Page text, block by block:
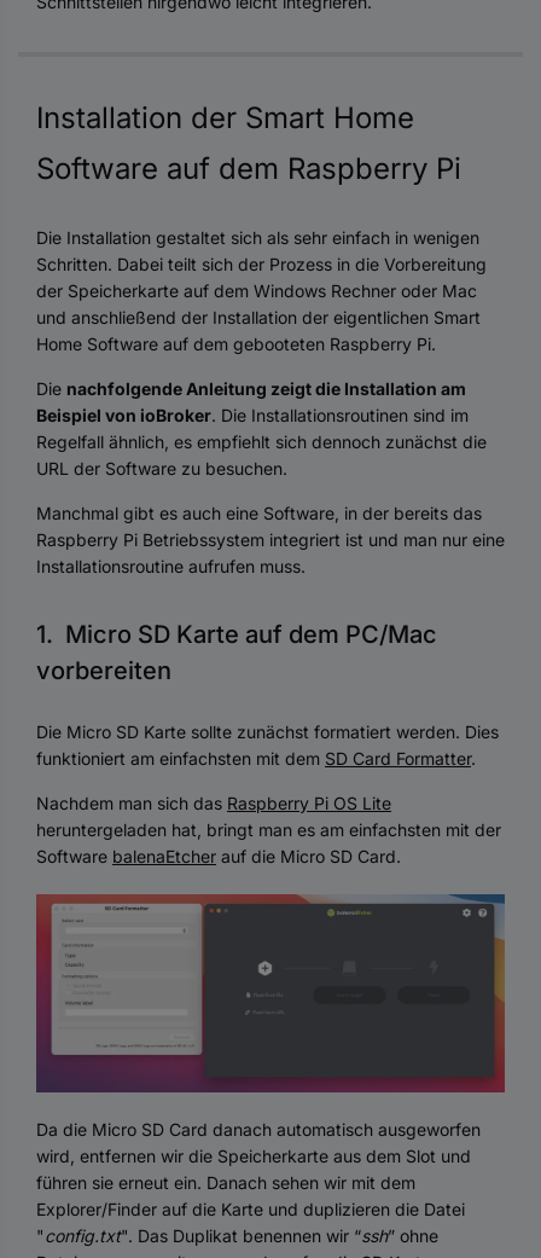
Installation der Smart Home
Software auf dem Raspberry Pi
Die Installation gestaltet sich als sehr einfach in wenigen
Schritten. Dabei teilt sich der Prozess in die Vorbereitung
der Speicherkarte auf dem Windows Rechner oder Mac
und anschließend der Installation der eigentlichen Smart
Home Software auf dem gebooteten Raspberry Pi.
Die nachfolgende Anleitung zeigt die Installation am
Beispiel von ioBroker. Die Installationsroutinen sind im
Regelfall ähnlich, es empfiehlt sich dennoch zunächst die
URL der Software zu besuchen.
Manchmal gibt es auch eine Software, in der bereits das
Raspberry Pi Betriebssystem integriert ist und man nur eine
Installationsroutine aufrufen muss.
1. Micro SD Karte auf dem PC/Mac
vorbereiten
Die Micro SD Karte sollte zunächst formatiert werden. Dies
funktioniert am einfachsten mit dem SD Card Formatter.
Nachdem man sich das Raspberry Pi OS Lite
heruntergeladen hat, bringt man es am einfachsten mit der
Software balenaEtcher auf die Micro SD Card.
Da die Micro SD Card danach automatisch ausgeworfen
wird, entfernen wir die Speicherkarte aus dem Slot und
führen sie erneut ein. Danach sehen wir mit dem
Explorer/Finder auf die Karte und duplizieren die Datei
"config.txt". Das Duplikat benennen wir “ssh” ohne